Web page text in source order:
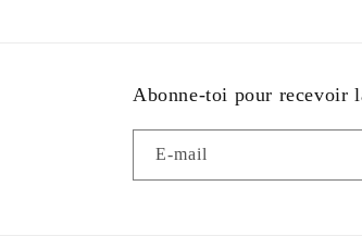
Abonne-toi pour recevoir
E-mail